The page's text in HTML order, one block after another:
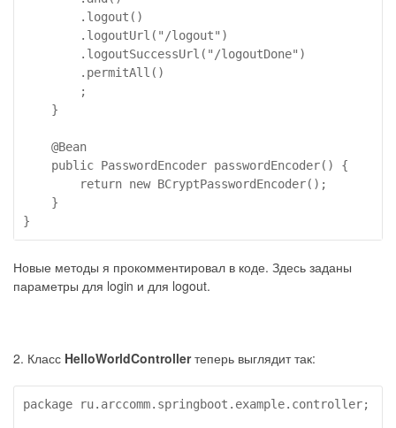
        .logout()
.logoutUrl("/logout")
.logoutSuccessUrl("/logoutDone")
        .permitAll()
        ;
    }
    @Bean
    public PasswordEncoder passwordEncoder() {
        return new BCryptPasswordEncoder();
    }
Новые методы я прокомментировал в коде. Здесь заданы
параметры для login и для logout.
2. Класс HelloWorldControllerтеперь выглядит так:
package ru.arccomm.springboot.example.controller;